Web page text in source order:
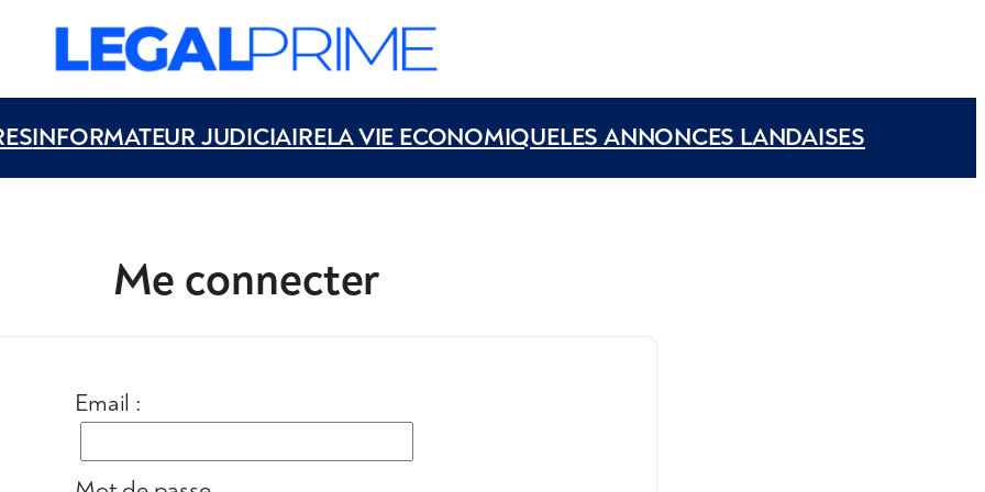
INFORMATEUR JUDICIAIRELA VIE ECONOMIQUELES ANNONCES LANDAISES
Me connecter
Email :